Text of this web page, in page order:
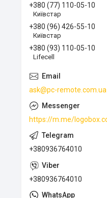
+380 (77) 110-05-10
Київстар
+380 (96) 426-55-10
Київстар
+380 (93) 110-05-10
Lifecell
ask@pc-remote.com.ua
https://m.me/
+380936764010
+380936764010